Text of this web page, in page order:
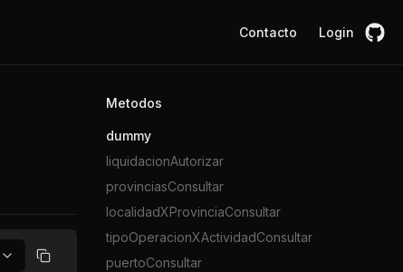
Contacto Login
Copiar
Metodos
dummy
liquidacionAutorizar
provinciasConsultar
localidadXProvinciaConsultar
tipoOperacionXActividadConsultar
puertoConsultar